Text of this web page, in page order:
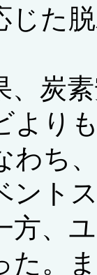
じた
炭
より
わち
ント
方、
た。